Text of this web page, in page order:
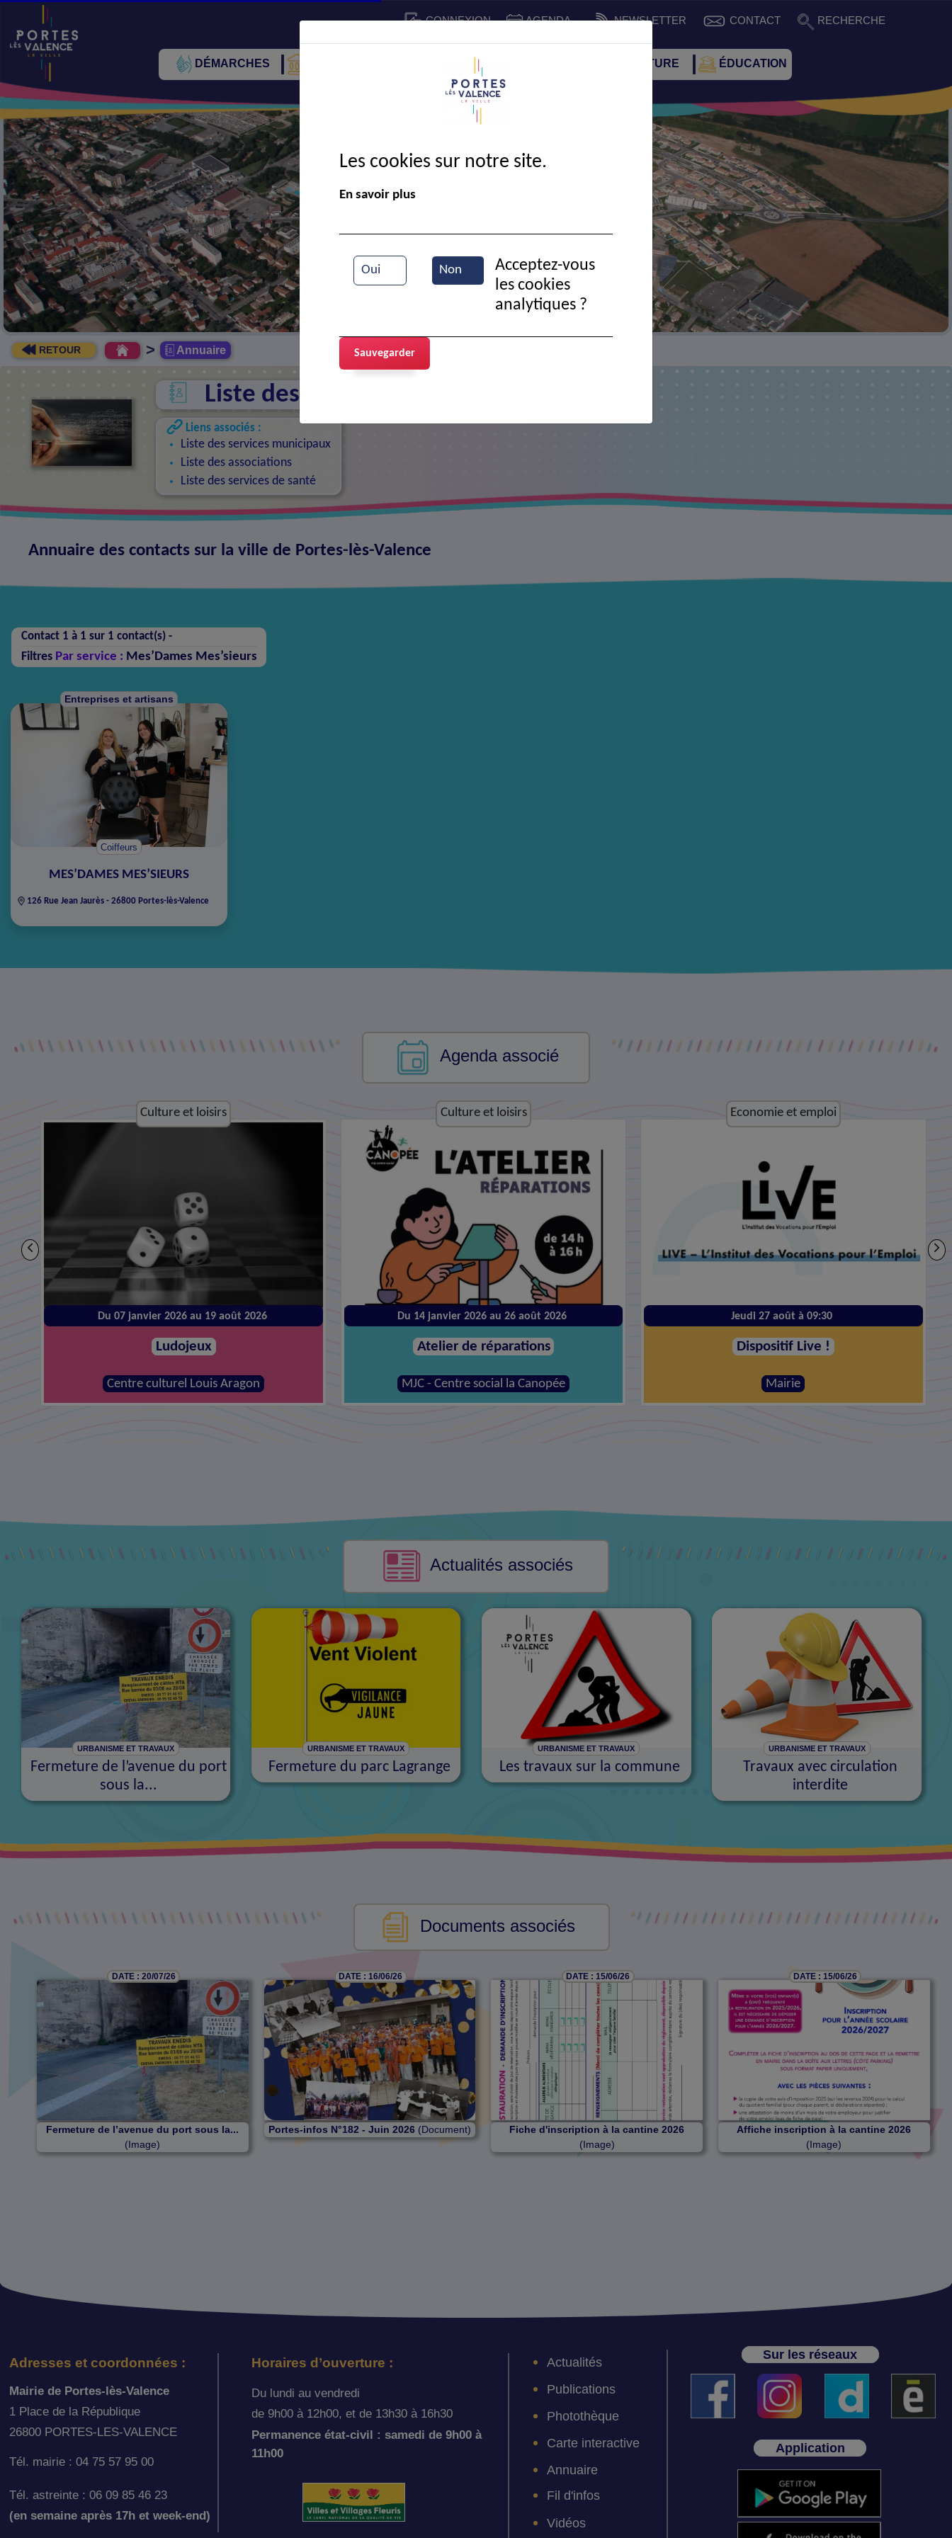
CONNEXION AGENDA NEWSLETTER CONTACT RECHERCHE
DÉMARCHES CADRE DE VIE SPORT ET CULTURE ÉDUCATION
Vue aérienne de la ville
RETOUR > Annuaire
Liste des contacts
Liens associés :
Liste des services municipaux
Liste des associations
Liste des services de santé
Annuaire des contacts sur la ville de Portes-lès-Valence
Contact 1 à 1 sur 1 contact(s) -
Filtres Par service : Mes’Dames Mes’sieurs
Entreprises et artisans
Coiffeurs
MES’DAMES MES’SIEURS
126 Rue Jean Jaurès - 26800 Portes-lès-Valence
Agenda associé
Culture et loisirs
Du 14 janvier 2026 au 26 août 2026
Atelier de réparations
MJC - Centre social la Canopée
Economie et emploi
Jeudi 27 août à 09:30
Dispositif Live !
Mairie
Culture et loisirs
Vendredi 28 août à 20:00
Le Plus Grand Before #10
Mairie
Actualités associés
URBANISME ET TRAVAUX
Fermeture de l’avenue du port
sous la...
URBANISME ET TRAVAUX
Fermeture du parc Lagrange
URBANISME ET TRAVAUX
Les travaux sur la commune
URBANISME ET TRAVAUX
Travaux avec circulation
interdite
Documents associés
DATE : 20/07/26
Fermeture de l’avenue du port sous la...
(Image)
DATE : 16/06/26
Portes-infos N°182 - Juin 2026 (Document)
DATE : 15/06/26
Fiche d'inscription à la cantine 2026
(Image)
DATE : 15/06/26
Affiche inscription à la cantine 2026
(Image)
Adresses et coordonnées :
Mairie de Portes-lès-Valence
1 Place de la République
26800 PORTES-LES-VALENCE
Tél. mairie : 04 75 57 95 00
Tél. astreinte : 06 09 85 46 23
(en semaine après 17h et week-end)
Horaires d’ouverture :
Du lundi au vendredi
de 9h00 à 12h00, et de 13h30 à 16h30
Permanence état-civil : samedi de 9h00 à
11h00
Actualités
Publications
Photothèque
Carte interactive
Annuaire
Fil d'infos
Vidéos
Sur les réseaux
Application
Les cookies sur notre site.
En savoir plus
Oui Non
Acceptez-vous
les cookies
analytiques ?
Sauvegarder